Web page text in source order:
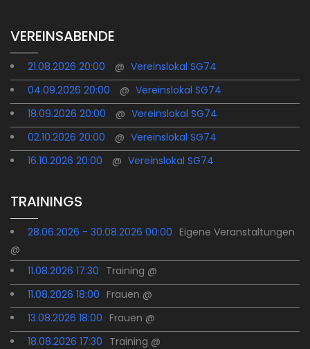
VEREINSABENDE
21.08.2026 20:00 @ Vereinslokal SG74
04.09.2026 20:00
@ Vereinslokal SG74
18.09.2026 20:00
@ Vereinslokal SG74
02.10.2026 20:00
@ Vereinslokal SG74
16.10.2026 20:00
@ Vereinslokal SG74
TRAININGS
28.06.2026 - 30.08.2026 00:00 Eigene Veranstaltungen
@
11.08.2026 17:30 Training @
11.08.2026 18:00 Frauen @
13.08.2026 18:00 Frauen @
18.08.2026 17:30 Training @